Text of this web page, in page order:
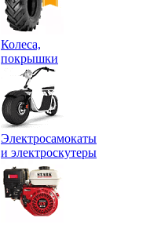
Колеса,
покрышки
Электросамокаты
и электроскутеры